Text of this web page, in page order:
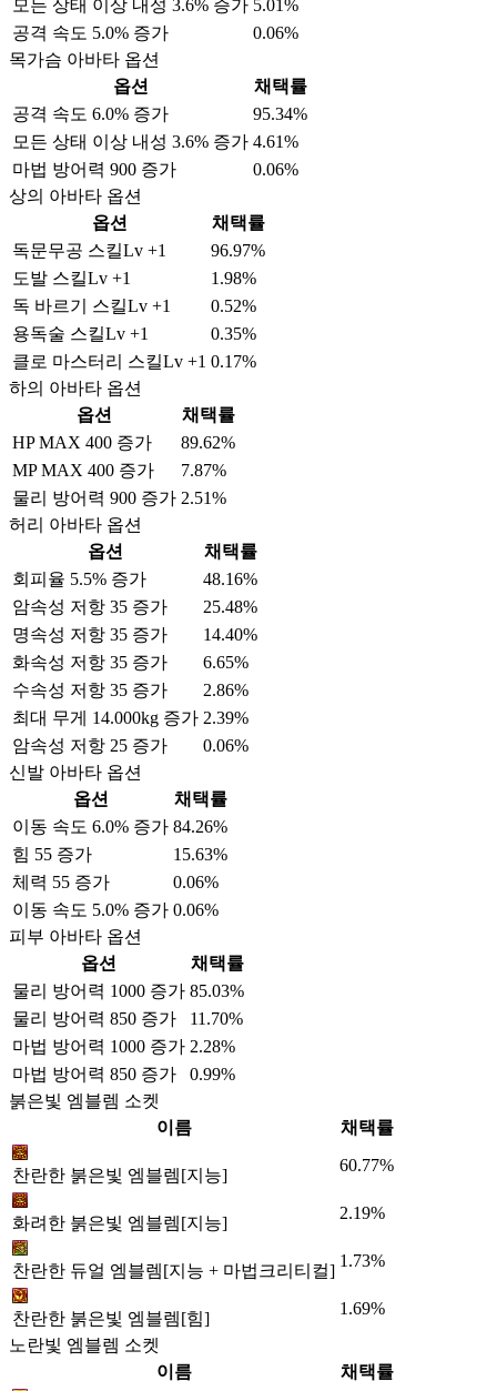
모든 상태 이상 내성 3.6% 증가 5.01%
공격 속도 5.0% 증가
0.06%
목가슴 아바타 옵션
옵션
채택률
공격 속도 6.0% 증가
95.34%
모든 상태 이상 내성 3.6% 증가 4.61%
마법 방어력 900 증가
0.06%
상의 아바타 옵션
옵션
채택률
독문무공 스킬Lv +1
96.97%
도발 스킬Lv +1
1.98%
독 바르기 스킬Lv +1
0.52%
용독술 스킬Lv +1
0.35%
클로 마스터리 스킬Lv +1 0.17%
하의 아바타 옵션
옵션
채택률
HP MAX 400 증가
89.62%
MP MAX 400 증가
7.87%
물리 방어력 900 증가 2.51%
허리 아바타 옵션
옵션
채택률
회피율 5.5% 증가
48.16%
암속성 저항 35 증가
25.48%
명속성 저항 35 증가
14.40%
화속성 저항 35 증가
6.65%
수속성 저항 35 증가
2.86%
최대 무게 14.000kg 증가 2.39%
암속성 저항 25 증가
0.06%
신발 아바타 옵션
옵션
채택률
이동 속도 6.0% 증가 84.26%
힘 55 증가
15.63%
체력 55 증가
0.06%
이동 속도 5.0% 증가 0.06%
피부 아바타 옵션
옵션
채택률
물리 방어력 1000 증가 85.03%
물리 방어력 850 증가
11.70%
마법 방어력 1000 증가 2.28%
마법 방어력 850 증가
0.99%
붉은빛 엠블렘 소켓
이름
채택률
찬란한 붉은빛 엠블렘[지능]
60.77%
화려한 붉은빛 엠블렘[지능]
2.19%
찬란한 듀얼 엠블렘[지능 + 마법크리티컬]
1.73%
찬란한 붉은빛 엠블렘[힘]
1.69%
노란빛 엠블렘 소켓
이름
채택률